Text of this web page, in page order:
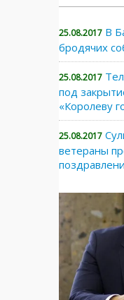
25.08.2017 В
бродячих
25.08.2017
под
«Королеву
25.08.2017
ветераны